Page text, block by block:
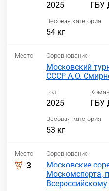
2025 ГБУ
Весовая категория
54 кг
Место Соревнование
Московский
СССР А.О.
Год
2025 ГБУ
Весовая категория
53 кг
Место
3
Соревнование
Московские
Москомспорта,